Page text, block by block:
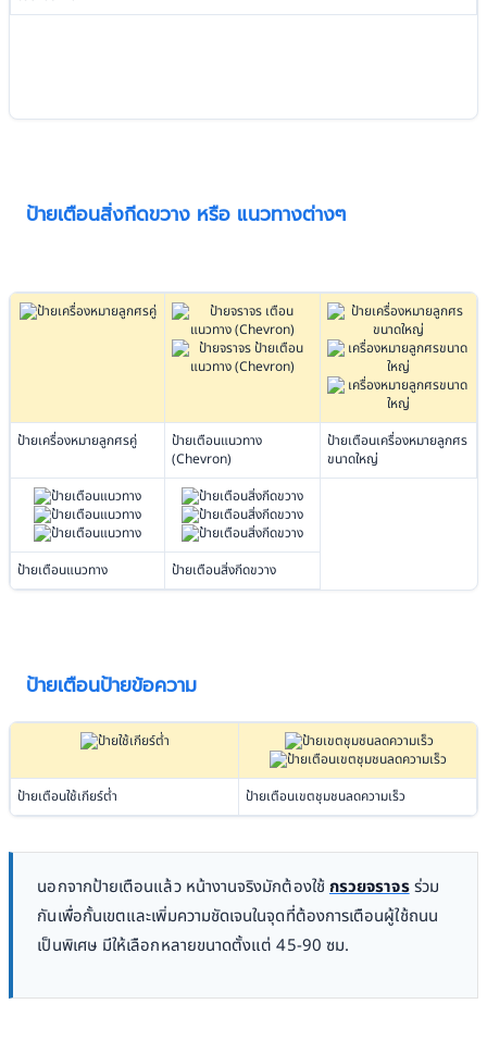
ป้ายเตือนสิ่งกีดขวาง หรือ แนวทางต่างๆ
ป้ายเครื่องหมายลูกศรคู่
ป้ายเตือนแนวทาง
(Chevron)
ป้ายเตือนเครื่องหมายลูกศร
ขนาดใหญ่
ป้ายเตือนแนวทาง ป้ายเตือนสิ่งกีดขวาง
ป้ายเตือนป้ายข้อความ
ป้ายเตือนใช้เกียร์ต่ำ ป้ายเตือนเขตชุมชนลดความเร็ว
นอกจากป้ายเตือนแล้ว หน้างานจริงมักต้องใช้ กรวยจราจรร่วม
กันเพื่อกั้นเขตและเพิ่มความชัดเจนในจุดที่ต้องการเตือนผู้ใช้ถนน
เป็นพิเศษ มีให้เลือกหลายขนาดตั้งแต่ 45-90 ซม.